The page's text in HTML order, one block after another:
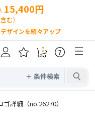
15,400円
む）
ザインを続々アップ
＋ 条件検索
0 ?
詳細（no.26270）